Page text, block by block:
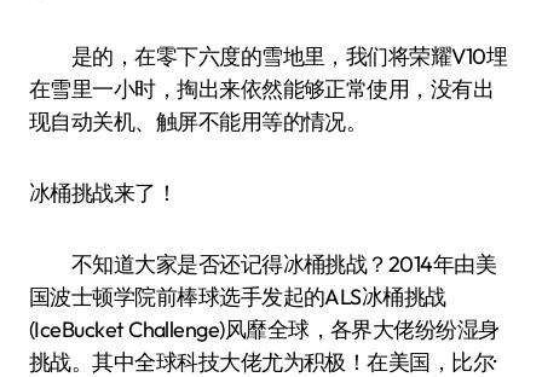
是的，在零下六度的雪地里，我们将荣耀V10埋
在雪里一小时，掏出来依然能够正常使用，没有出
现自动关机、触屏不能用等的情况。
冰桶挑战来了！
不知道大家是否还记得冰桶挑战？2014年由美
国波士顿学院前棒球选手发起的ALS冰桶挑战
(IceBucket Challenge)风靡全球，各界大佬纷纷湿身
挑战。其中全球科技大佬尤为积极！在美国，比尔·